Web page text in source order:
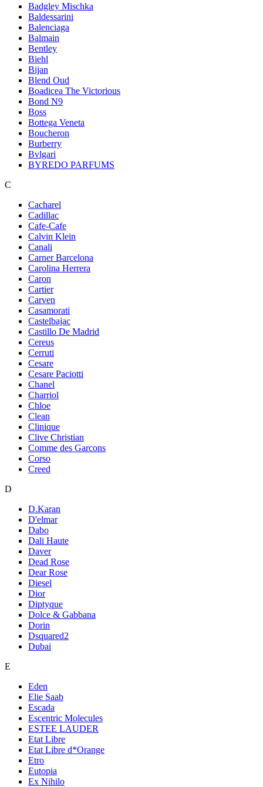
Badgley Mischka
Baldessarini
Balenciaga
Balmain
Bentley
Biehl
Bijan
Blend Oud
Boadicea The Victorious
Bond N9
Boss
Bottega Veneta
Boucheron
Burberry
Bvlgari
BYREDO PARFUMS
C
Cacharel
Cadillac
Cafe-Cafe
Calvin Klein
Canali
Carner Barcelona
Carolina Herrera
Caron
Cartier
Carven
Casamorati
Castelbajac
Castillo De Madrid
Cereus
Cerruti
Cesare
Cesare Paciotti
Chanel
Charriol
Chloe
Clean
Clinique
Clive Christian
Comme des Garcons
Corso
Creed
D
D.Karan
D'elmar
Dabo
Dali Haute
Daver
Dead Rose
Dear Rose
Diesel
Dior
Diptyque
Dolce & Gabbana
Dorin
Dsquared2
Dubai
E
Eden
Elie Saab
Escada
Escentric Molecules
ESTEE LAUDER
Etat Libre
Etat Libre d*Orange
Etro
Eutopia
Ex Nihilo